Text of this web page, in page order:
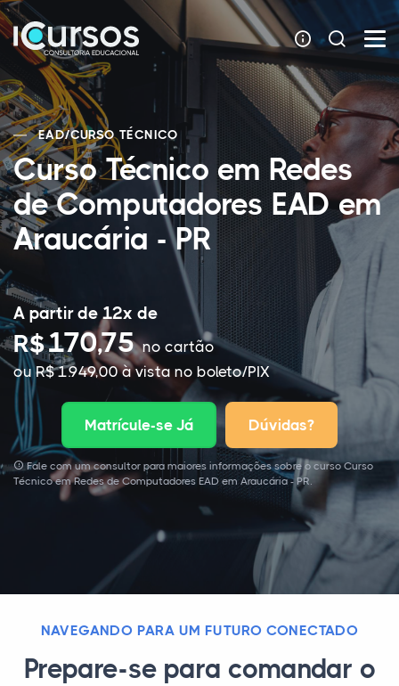
EAD/CURSO TÉCNICO
Curso Técnico em Redes
de Computadores EAD em
Araucária - PR
A partir de 12x de
R$170,75no cartão
ou R$ 1.949,00 à vista no boleto/PIX
Matrícule-se Já Dúvidas?
Fale com um consultor para maiores informações sobre o curso Curso
Técnico em Redes de Computadores EAD em Araucária - PR.
NAVEGANDO PARA UM FUTURO CONECTADO
Prepare-se para comandar o